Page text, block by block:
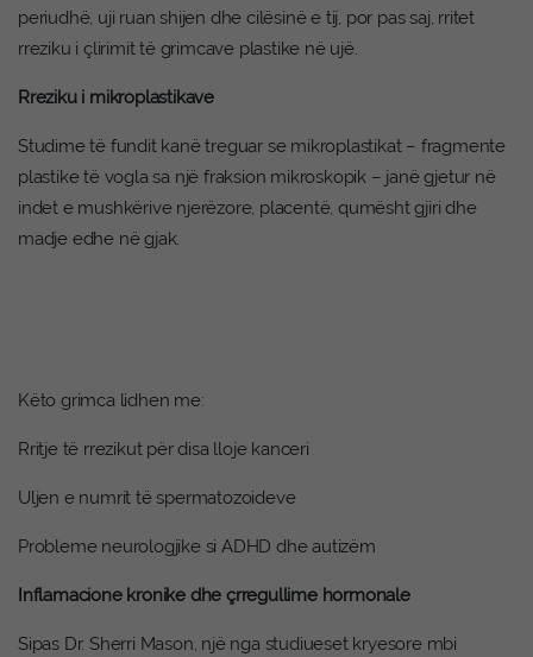
periudhë, uji ruan shijen dhe cilësinë e tij, por pas saj, rritet
rreziku i çlirimit të grimcave plastike në ujë.
Rreziku i mikroplastikave
Studime të fundit kanë treguar se mikroplastikat – fragmente
plastike të vogla sa një fraksion mikroskopik – janë gjetur në
indet e mushkërive njerëzore, placentë, qumësht gjiri dhe
madje edhe në gjak.
Këto grimca lidhen me:
Rritje të rrezikut për disa lloje kanceri
Uljen e numrit të spermatozoideve
Probleme neurologjike si ADHD dhe autizëm
Inflamacione kronike dhe çrregullime hormonale
Sipas Dr. Sherri Mason, një nga studiueset kryesore mbi